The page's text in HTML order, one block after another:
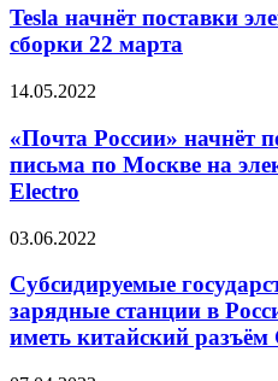
производства,
близкие
к
4680
поставки
электромобилей
немецкой
22
Tesla начнёт поставки
сборки 22 марта
«Почта
начнёт
перевозить
посылки
и
по
на
электрогрузовиках
Drive
Electro
14.05.2022
«Почта России» начнёт
письма по Москве на
Electro
Субсидируемые
электромобильные
зарядные
станции
в
03.06.2022
Субсидируемые
зарядные станции в
иметь китайский разъём